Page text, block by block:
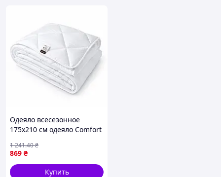
Одеяло всесезонное
175х210 см одеяло Comfort
антиаллергенное легкое
стеганое одеяло
869 ₴
1 241.40₴
Купить